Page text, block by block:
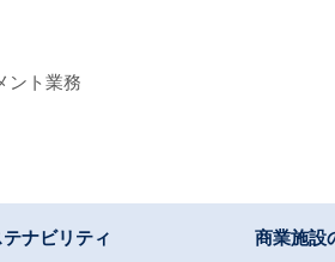
ント業務
ナビリティ
商業施設